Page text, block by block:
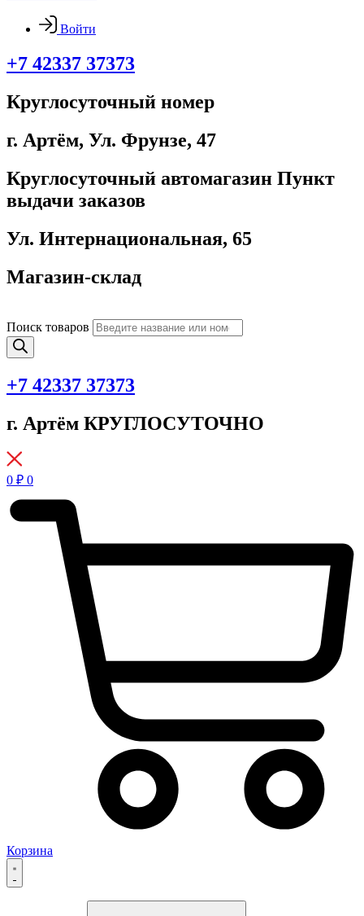
Войти
+7 42337 37373
Круглосуточный номер
г. Артём, ​Ул. Фрунзе, 47
Круглосуточный автомагазин Пункт
выдачи заказов
Ул. Интернациональная, 65
Магазин-склад
Поиск товаров
+7 42337 37373
г. Артём КРУГЛОСУТОЧНО
0 ₽ 0
Корзина